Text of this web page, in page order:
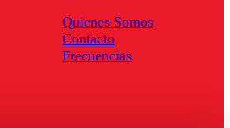
Quienes Somos
Contacto
Frecuencias